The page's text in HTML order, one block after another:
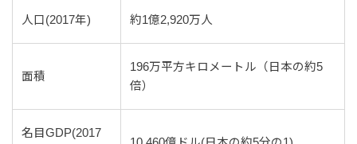
人口(2017年) 約1億2,920万人
面積
196万平方キロメートル（日本の約5
倍）
名目GDP(2017